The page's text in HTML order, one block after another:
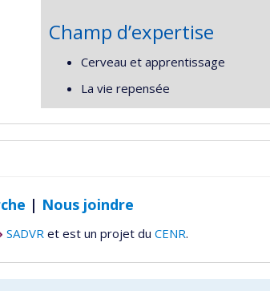
Champ d’expertise
Cerveau et apprentissage
La vie repensée
| Nous joindre
SADVR et est un projet du CENR.